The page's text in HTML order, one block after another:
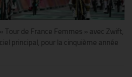
Tour de France Femmes » avec Zwift,
principal, pour la cinquième année